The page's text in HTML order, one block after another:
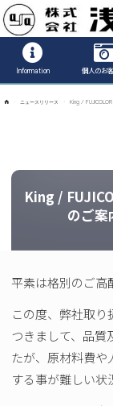
Information 個人のお
ニュースリリース King / FUJICOLOR
King /
のご案
平素は格別のご高
この度、弊社取
つきまして、品質
たが、原材料費や
する事が難しい状